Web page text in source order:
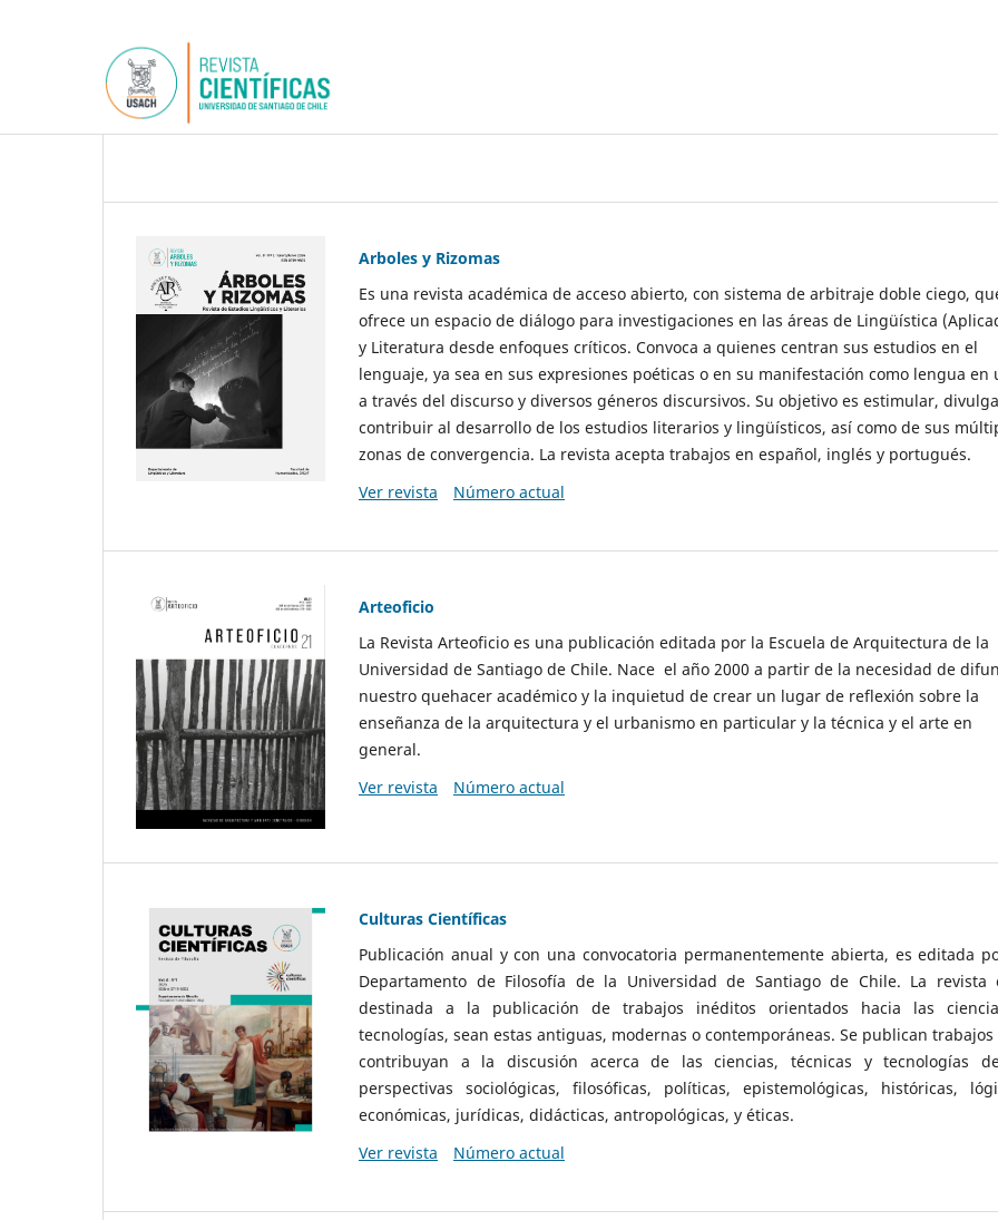
Arboles y Rizomas
Es una revista académica de acceso abierto, con sistema de arbitraje doble ciego,
ofrece un espacio de diálogo para investigaciones en las áreas de Lingüística
y Literatura desde enfoques críticos. Convoca a quienes centran sus estudios en el
lenguaje, ya sea en sus expresiones poéticas o en su manifestación como lengua en
a través del discurso y diversos géneros discursivos. Su objetivo es estimular,
contribuir al desarrollo de los estudios literarios y lingüísticos, así como de sus
zonas de convergencia. La revista acepta trabajos en español, inglés y portugués.
Ver revista
Número actual
Arteoficio
La Revista Arteoficio es una publicación editada por la Escuela de Arquitectura de la
Universidad de Santiago de Chile. Nace el año 2000 a partir de la necesidad de
nuestro quehacer académico y la inquietud de crear un lugar de reflexión sobre la
enseñanza de la arquitectura y el urbanismo en particular y la técnica y el arte en
general.
Ver revista
Número actual
Culturas Científicas
Publicación anual y con una convocatoria permanentemente abierta, es editada
Departamento de Filosofía de la Universidad de Santiago de Chile. La revista
destinada a la publicación de trabajos inéditos orientados hacia las
tecnologías, sean estas antiguas, modernas o contemporáneas. Se publican
contribuyan a la discusión acerca de las ciencias, técnicas y tecnologías
perspectivas sociológicas, filosóficas, políticas, epistemológicas, históricas,
económicas, jurídicas, didácticas, antropológicas, y éticas.
Ver revista
Número actual